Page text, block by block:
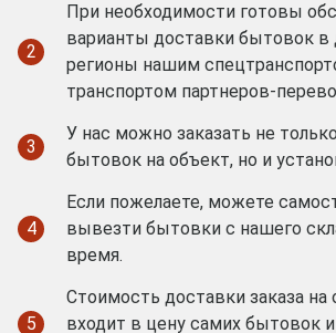
2
При необходимости готовы
варианты доставки бытовок в
регионы нашим
транспортом партнеров-
3
У нас можно заказать не
бытовок на объект, но и
4
Если пожелаете, можете
вывезти бытовки с нашего
время.
5
Стоимость доставки заказа на
входит в цену самих бытовок и